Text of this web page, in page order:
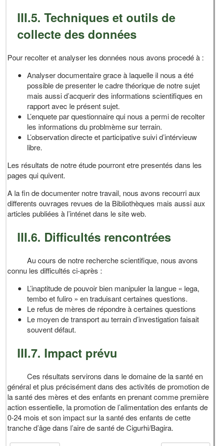
III.5. Techniques et outils de
collecte des données
Pour recolter et analyser les données nous avons procedé à :
Analyser documentaire grace à laquelle il nous a été
possible de presenter le cadre théorique de notre sujet
mais aussi d’acquerir des informations scientifiques en
rapport avec le présent sujet.
L’enquete par questionnaire qui nous a permi de recolter
les informations du problmème sur terrain.
L’observation directe et participative suivi d’intérvieuw
libre.
Les résultats de notre étude pourront etre presentés dans les
pages qui quivent.
A la fin de documenter notre travail, nous avons recourri aux
differents ouvrages revues de la Bibliothèques mais aussi aux
articles publiées à l’inténet dans le site web.
III.6. Difficultés rencontrées
Au cours de notre recherche scientifique, nous avons
connu les difficultés ci-après :
L’inaptitude de pouvoir bien manipuler la langue « lega,
tembo et fuliro » en traduisant certaines questions.
Le refus de mères de répondre à certaines questions
Le moyen de transport au terrain d’investigation faisait
souvent défaut.
III.7. Impact prévu
Ces résultats servirons dans le domaine de la santé en
général et plus précisément dans des activités de promotion de
la santé des mères et des enfants en prenant comme première
action essentielle, la promotion de l’alimentation des enfants de
0-24 mois et son impact sur la santé des enfants de cette
tranche d’âge dans l’aire de santé de Cigurhi/Bagira.